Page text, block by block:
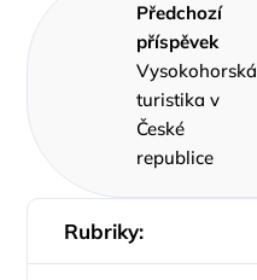
Rubriky:
Předchozí
příspěvek
Vysokohorská
turistika v
České
republice